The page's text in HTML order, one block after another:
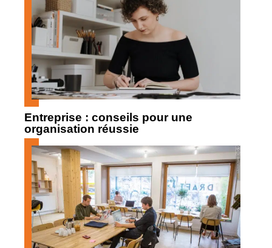
Entreprise : conseils pour une
organisation réussie